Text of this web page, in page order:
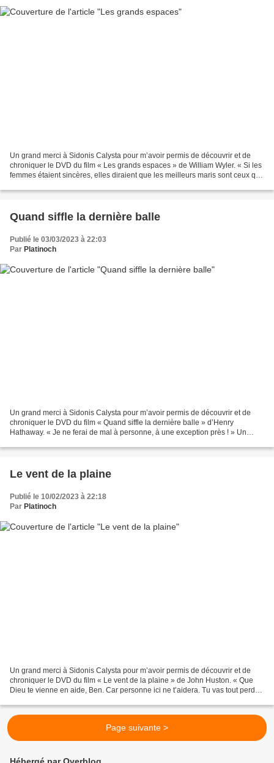
Un grand merci à Sidonis Calysta pour m’avoir permis de découvrir et de
chroniquer le DVD du film « Les grands espaces » de William Wyler. « Si les
femmes étaient sincères, elles diraient que les meilleurs maris sont ceux que
Quand siffle la dernière balle
Publié le 03/03/2023 à 22:03
Par Platinoch
Un grand merci à Sidonis Calysta pour m’avoir permis de découvrir et de
chroniquer le DVD du film « Quand siffle la dernière balle » d’Henry
Hathaway. « Je ne ferai de mal à personne, à une exception près ! » Un
Le vent de la plaine
Publié le 10/02/2023 à 22:18
Par Platinoch
Un grand merci à Sidonis Calysta pour m’avoir permis de découvrir et de
chroniquer le DVD du film « Le vent de la plaine » de John Huston. « Que
Dieu te vienne en aide, Ben. Car personne ici ne t’aidera. Tu vas tout perdre
Page suivante >